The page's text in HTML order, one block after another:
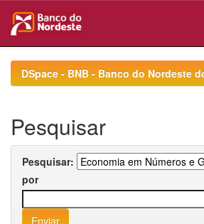
navigationDSpace - BNB - Banco do Nordeste
Pesquisar
Pesquisar:
por